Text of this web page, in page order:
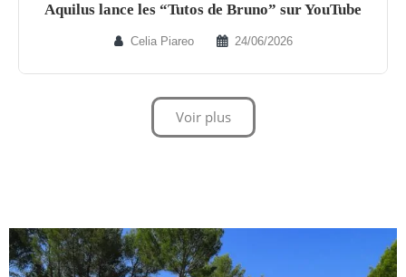
Aquilus lance les “Tutos de Bruno” sur YouTube
Celia Piareo 24/06/2026
Voir plus